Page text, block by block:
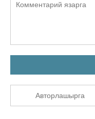
Авторлашырга